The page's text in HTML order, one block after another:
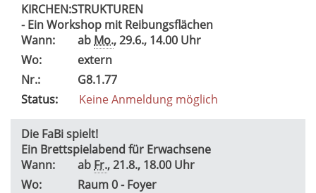
KIRCHEN:STRUKTUREN
- Ein Workshop mit Reibungsflächen
Wann:
ab Mo., 29.6., 14.00 Uhr
Wo:
extern
Nr.:
G8.1.77
Status:
Keine Anmeldung möglich
Die FaBi spielt!
Ein Brettspielabend für Erwachsene
Wann:
ab Fr., 21.8., 18.00 Uhr
Wo:
Raum 0 - Foyer